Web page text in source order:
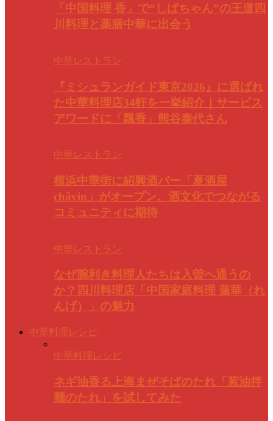
「中国料理 香」で“しばちゃん”の王道四
川料理と薬膳中華に出会う
中華レストラン
『ミシュランガイド東京2026』に選ばれ
た中華料理店34軒を一挙紹介｜サービス
アワードに「飄香」熊谷泰代さん
中華レストラン
横浜中華街に紹興酒バー「夏酒屋
châvin」がオープン。酒文化でつながる
コミュニティに期待
中華レストラン
なぜ腕利き料理人たちは入曽へ通うの
か？四川料理店「中国家庭料理 蓮華（れ
んげ）」の魅力
中華料理レシピ
中華料理レシピ
ネギ油香る上海まぜそばのたれ「葱油拌
麺のたれ」を試してみた